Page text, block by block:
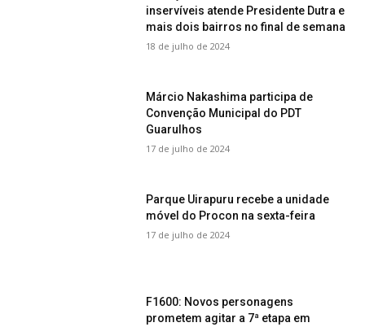
inservíveis atende Presidente Dutra e
mais dois bairros no final de semana
18 de julho de 2024
Márcio Nakashima participa de
Convenção Municipal do PDT
Guarulhos
17 de julho de 2024
Parque Uirapuru recebe a unidade
móvel do Procon na sexta-feira
17 de julho de 2024
F1600: Novos personagens
prometem agitar a 7ª etapa em